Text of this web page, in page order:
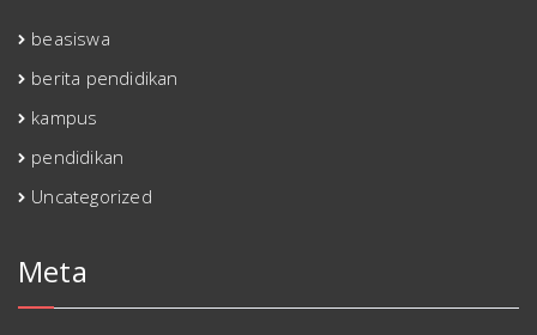
beasiswa
berita pendidikan
kampus
pendidikan
Uncategorized
Meta